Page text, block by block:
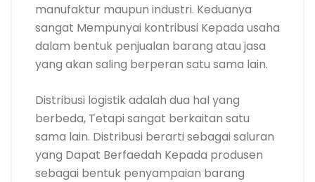
manufaktur maupun industri. Keduanya
sangat Mempunyai kontribusi Kepada usaha
dalam bentuk penjualan barang atau jasa
yang akan saling berperan satu sama lain.
Distribusi logistik adalah dua hal yang
berbeda, Tetapi sangat berkaitan satu
sama lain. Distribusi berarti sebagai saluran
yang Dapat Berfaedah Kepada produsen
sebagai bentuk penyampaian barang